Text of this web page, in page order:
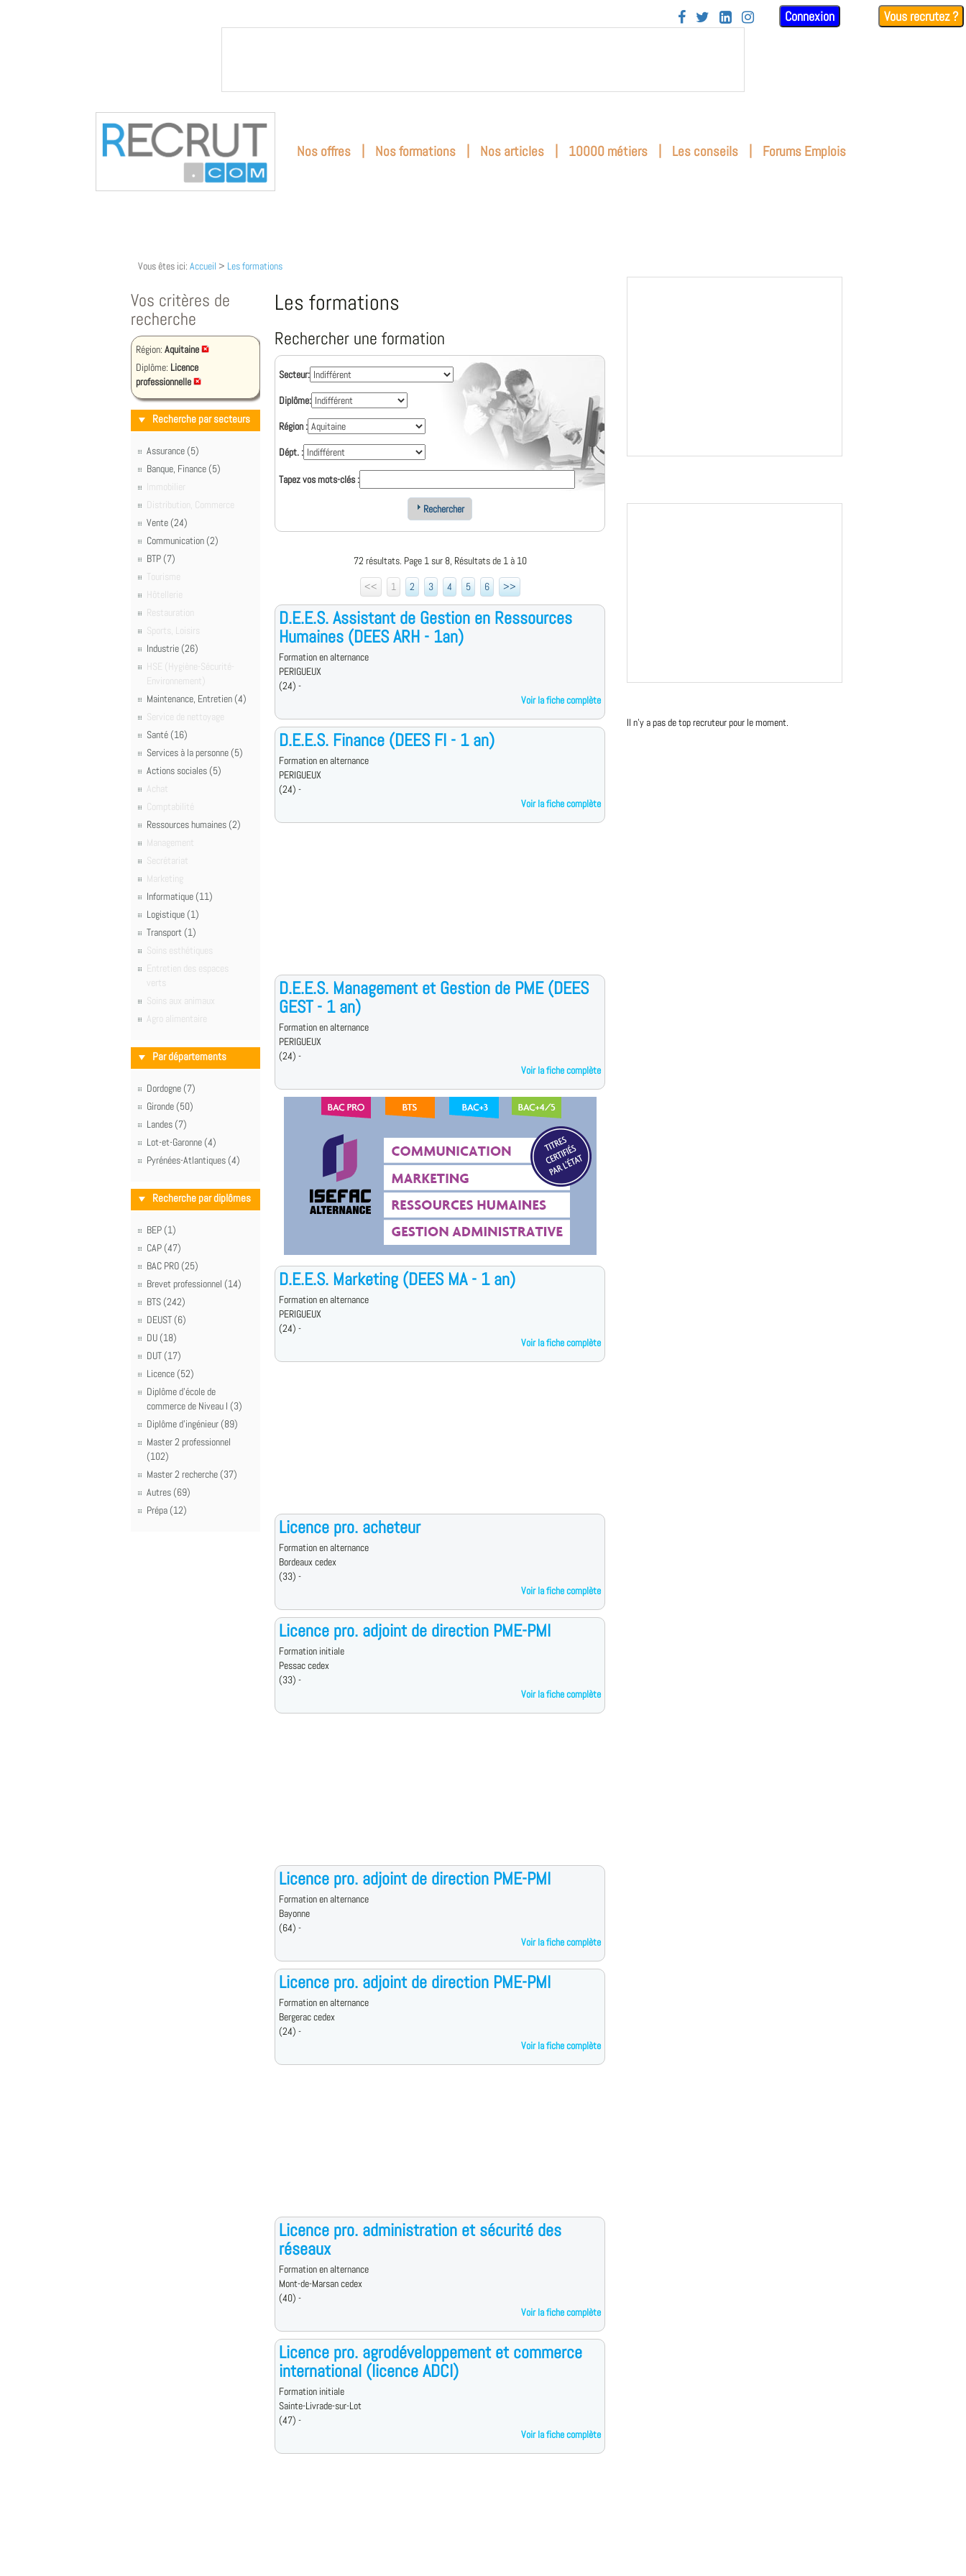
    Connexion Vous recrutez ?
Nos offres | Nos formations | Nos articles | 10000 métiers | Les conseils | Forums Emplois
Vous êtes ici: Accueil > Les formations
Vos critères de
recherche
Région: Aquitaine
Diplôme: Licence
professionnelle
Recherche par secteurs
Assurance (5)
Banque, Finance (5)
Immobilier
Distribution, Commerce
Vente (24)
Communication (2)
BTP (7)
Tourisme
Hôtellerie
Restauration
Sports, Loisirs
Industrie (26)
HSE (Hygiène-Sécurité-
Environnement)
Maintenance, Entretien (4)
Service de nettoyage
Santé (16)
Services à la personne (5)
Actions sociales (5)
Achat
Comptabilité
Ressources humaines (2)
Management
Secrétariat
Marketing
Informatique (11)
Logistique (1)
Transport (1)
Soins esthétiques
Entretien des espaces
verts
Soins aux animaux
Agro alimentaire
Par départements
Dordogne (7)
Gironde (50)
Landes (7)
Lot-et-Garonne (4)
Pyrénées-Atlantiques (4)
Recherche par diplômes
BEP (1)
CAP (47)
BAC PRO (25)
Brevet professionnel (14)
BTS (242)
DEUST (6)
DU (18)
DUT (17)
Licence (52)
Diplôme d'école de
commerce de Niveau I (3)
Diplôme d'ingénieur (89)
Master 2 professionnel
(102)
Master 2 recherche (37)
Autres (69)
Prépa (12)
Les formations
Rechercher une formation
Secteur:
Diplôme:
Région :
Dépt. :
Tapez vos mots-clés :
Rechercher
72 résultats. Page 1 sur 8, Résultats de 1 à 10
<<
1 2 3 4 5 6 >>
D.E.E.S. Assistant de Gestion en Ressources
Humaines (DEES ARH - 1an)
Formation en alternance
PERIGUEUX
(24) -
Voir la fiche complète
D.E.E.S. Finance (DEES FI - 1 an)
Formation en alternance
PERIGUEUX
(24) -
Voir la fiche complète
D.E.E.S. Management et Gestion de PME (DEES
GEST - 1 an)
Formation en alternance
PERIGUEUX
(24) -
Voir la fiche complète
D.E.E.S. Marketing (DEES MA - 1 an)
Formation en alternance
PERIGUEUX
(24) -
Voir la fiche complète
Licence pro. acheteur
Formation en alternance
Bordeaux cedex
(33) -
Voir la fiche complète
Licence pro. adjoint de direction PME-PMI
Formation initiale
Pessac cedex
(33) -
Voir la fiche complète
Licence pro. adjoint de direction PME-PMI
Formation en alternance
Bayonne
(64) -
Voir la fiche complète
Licence pro. adjoint de direction PME-PMI
Formation en alternance
Bergerac cedex
(24) -
Voir la fiche complète
Licence pro. administration et sécurité des
réseaux
Formation en alternance
Mont-de-Marsan cedex
(40) -
Voir la fiche complète
Licence pro. agrodéveloppement et commerce
international (licence ADCI)
Formation initiale
Sainte-Livrade-sur-Lot
(47) -
Voir la fiche complète
Il n'y a pas de top recruteur pour le moment.